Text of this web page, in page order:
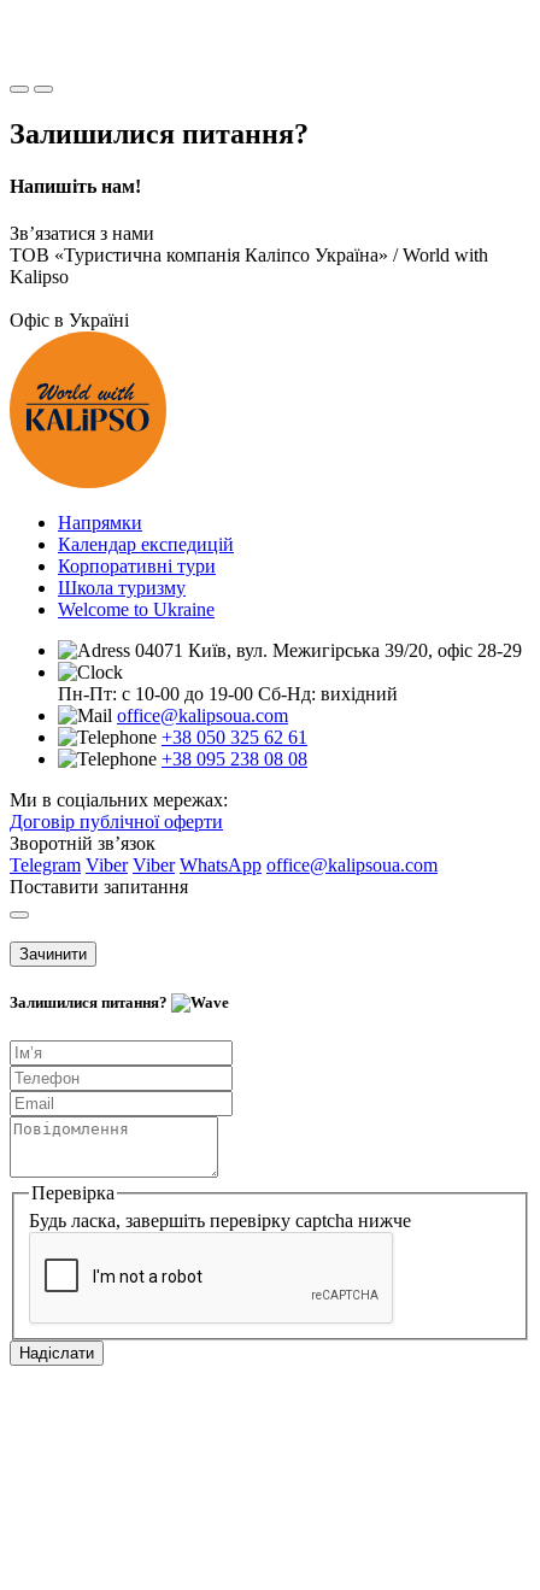
Залишилися питання?
Напишіть нам!
Зв’язатися з нами
ТОВ «Туристична компанія Каліпсо Україна» / World with
Kalipso
Офіс в Україні
Напрямки
Календар експедицій
Корпоративні тури
Школа туризму
Welcome to Ukraine
04071 Київ, вул. Межигірська 39/20, офіс 28-29
Пн-Пт: с 10-00 до 19-00 Сб-Нд: вихідний
office@kalipsoua.com
+38 050 325 62 61
+38 095 238 08 08
Ми в соціальних мережах:
Договір публічної оферти
Зворотній зв’язок
Telegram Viber Viber WhatsApp office@kalipsoua.com
Поставити запитання
Зачинити
Залишилися питання?
Перевірка
Будь ласка, завершіть перевірку captcha нижче
Надіслати